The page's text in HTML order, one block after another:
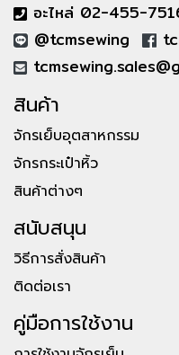
อะไหล่ 02-455-
@tcmsewing
สินค้า
จักรเย็บอุตสาหกรรม
จักรกระเป๋าหิ้ว
สินค้าต่างๆ
สนับสนุน
วิธีการสั่งสินค้า
ติดต่อเรา
คู่มือการใช้งาน